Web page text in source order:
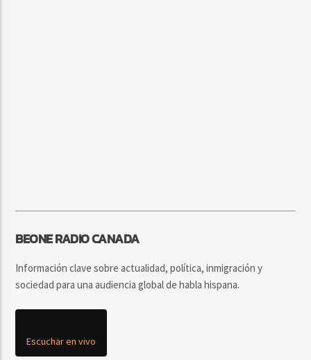
BEONE RADIO CANADA
Información clave sobre actualidad, política, inmigración y
sociedad para una audiencia global de habla hispana.
Escuchar en vivo